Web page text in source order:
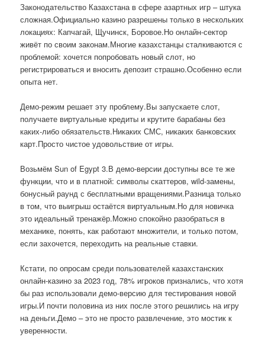
Законодательство Казахстана в сфере азартных игр – штука
сложная.Официально казино разрешены только в нескольких
локациях: Капчагай, Щучинск, Боровое.Но онлайн-сектор
живёт по своим законам.Многие казахстанцы сталкиваются с
проблемой: хочется попробовать новый слот, но
регистрироваться и вносить депозит страшно.Особенно если
опыта нет.
Демо-режим решает эту проблему.Вы запускаете слот,
получаете виртуальные кредиты и крутите барабаны без
каких-либо обязательств.Никаких СМС, никаких банковских
карт.Просто чистое удовольствие от игры.
Возьмём Sun of Egypt 3.В демо-версии доступны все те же
функции, что и в платной: символы скаттеров, wild-замены,
бонусный раунд с бесплатными вращениями.Разница только
в том, что выигрыш остаётся виртуальным.Но для новичка
это идеальный тренажёр.Можно спокойно разобраться в
механике, понять, как работают множители, и только потом,
если захочется, переходить на реальные ставки.
Кстати, по опросам среди пользователей казахстанских
онлайн-казино за 2023 год, 78% игроков признались, что хотя
бы раз использовали демо-версию для тестирования новой
игры.И почти половина из них после этого решились на игру
на деньги.Демо – это не просто развлечение, это мостик к
уверенности.